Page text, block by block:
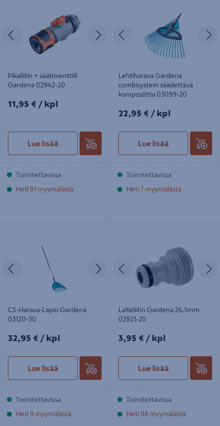
Edellinen Seuraava
Pikaliitin + säätöventtiili
Gardena 02942-20
11,95€/kpl
11,95 € / kpl
Lue lisää
Toimitettavissa
Heti 91 myymälästä
Edellinen
Lehtiharava Gardena
combisystem säädettävä
komposiittia 03099-20
22,95€/kpl
22,95 € / kpl
Lue lisää
Toimitettavissa
Heti 7 myymälästä
Edellinen Seuraava
CS-Harava-Lapio Gardena
03120-30
32,95€/kpl
32,95 € / kpl
Lue lisää
Toimitettavissa
Heti 9 myymälästä
Edellinen
Laiteliitin Gardena 26,5mm
02921-20
3,95€/kpl
3,95 € / kpl
Lue lisää
Toimitettavissa
Heti 98 myymälästä